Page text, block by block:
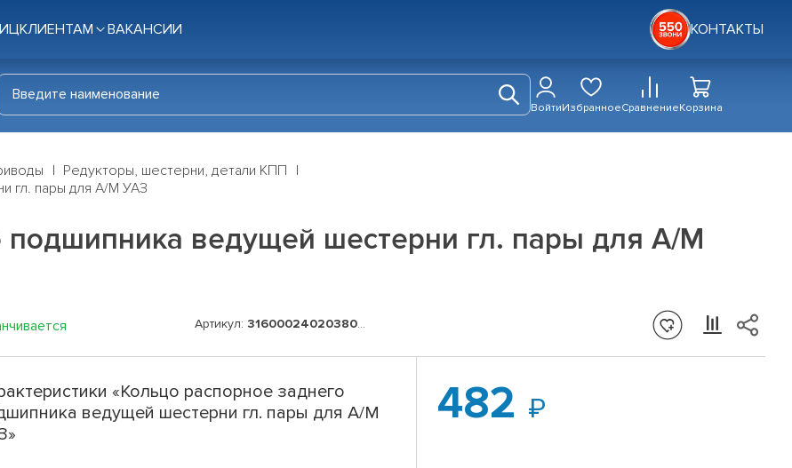
КЛИЕНТАМ ВАКАНСИИ КОНТАКТЫ
ВойтиИзбранноеСравнениеКорзина
Редукторы, шестерни, детали КПП
гл. пары для А/М УАЗ
подшипника ведущей шестерни гл. пары для А/М
Артикул: 316000240203800-35
«Кольцо распорное заднего
ведущей шестерни гл. пары для А/М
482